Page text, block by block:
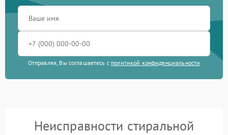
Отправляя, Вы соглашаетесь с политикой конфиденциальности
Неисправности стиральной